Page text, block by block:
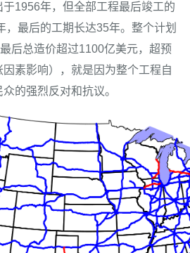
1956年，但全部工程最后竣工的
，最后的工期长达35年。整个计划
后总造价超过1100亿美元，超预
素影响），就是因为整个工程自
的强烈反对和抗议。